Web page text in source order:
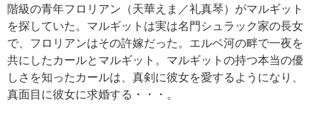
階級の青年フロリアン（天華えま／礼真琴）がマルギット
を探していた。マルギットは実は名門シュラック家の長女
で、フロリアンはその許嫁だった。エルベ河の畔で一夜を
共にしたカールとマルギット。マルギットの持つ本当の優
しさを知ったカールは、真剣に彼女を愛するようになり、
真面目に彼女に求婚する・・・。